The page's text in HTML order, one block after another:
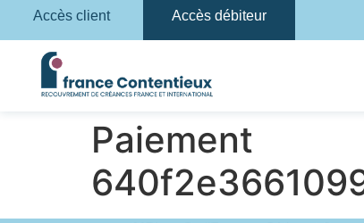
Accès client Accès débiteur
Paiement